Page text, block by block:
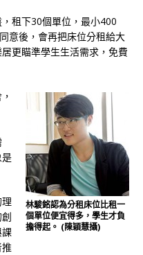
租下30個單位，最小400
意後，會再把床位分租給大
更瞄準學生生活需求，免費
林駿銘認為分租床位比租一
個單位便宜得多，學生才負
擔得起。 (陳穎慧攝)